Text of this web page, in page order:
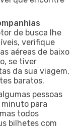
de busca lhe
verifique
aéreas de baixo
se tiver
da sua viagem,
baratos.
pessoas
para
todos
bilhetes com